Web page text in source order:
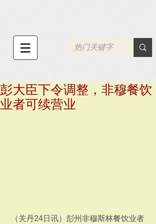
彭大臣下令调整，非穆餐饮
业者可续营业